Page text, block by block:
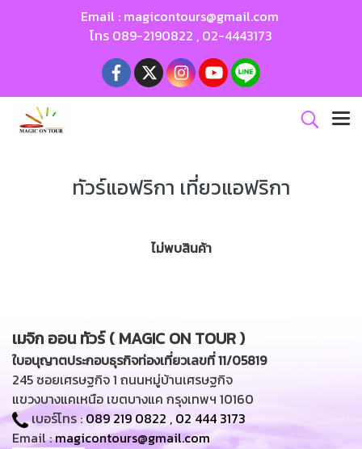
Email : magicontours@gmail.com
โทร 089-2190822 , 02-4443173
ทัวร์แอฟริกา เที่ยวแอฟริกา
ไม่พบสินค้า
เมจิก ออน ทัวร์ ( MAGIC ON TOUR )
ใบอนุญาตประกอบธุรกิจท่องเที่ยวเลขที่ 11/05819
245 ซอยเศรษฐกิจ 1 ถนนหมู่บ้านเศรษฐกิจ
แขวงบางแคเหนือ เขตบางแค กรุงเทพฯ 10160
เบอร์โทร :089 219 0822 , 02 444 3173
Email :magicontours@gmail.com